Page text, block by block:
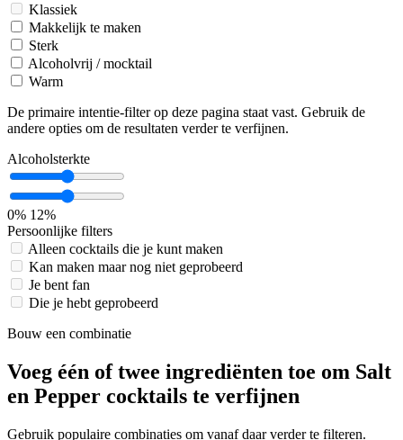
Klassiek
Makkelijk te maken
Sterk
Alcoholvrij / mocktail
Warm
De primaire intentie-filter op deze pagina staat vast. Gebruik de
andere opties om de resultaten verder te verfijnen.
Alcoholsterkte
0% 12%
Persoonlijke filters
Alleen cocktails die je kunt maken
Kan maken maar nog niet geprobeerd
Je bent fan
Die je hebt geprobeerd
Bouw een combinatie
Voeg één of twee ingrediënten toe om Salt
en Pepper cocktails te verfijnen
Gebruik populaire combinaties om vanaf daar verder te filteren.